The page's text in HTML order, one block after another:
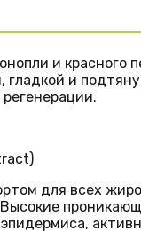
и красного
гладкой и
для всех